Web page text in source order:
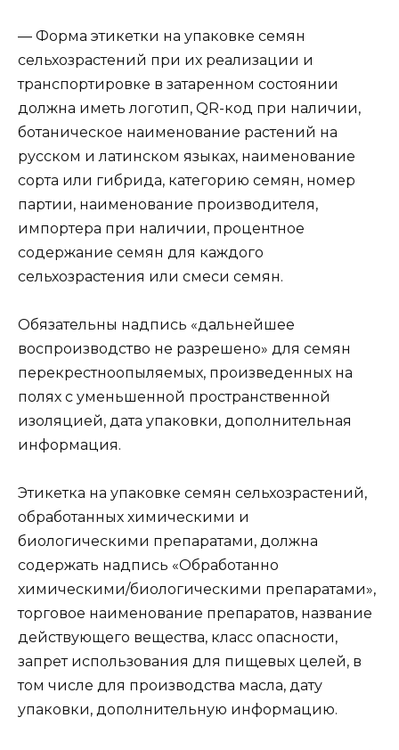
— Форма этикетки на упаковке семян
сельхозрастений при их реализации и
транспортировке в затаренном состоянии
должна иметь логотип, QR-код при наличии,
ботаническое наименование растений на
русском и латинском языках, наименование
сорта или гибрида, категорию семян, номер
партии, наименование производителя,
импортера при наличии, процентное
содержание семян для каждого
сельхозрастения или смеси семян.
Обязательны надпись «дальнейшее
воспроизводство не разрешено» для семян
перекрестноопыляемых, произведенных на
полях с уменьшенной пространственной
изоляцией, дата упаковки, дополнительная
информация.
Этикетка на упаковке семян сельхозрастений,
обработанных химическими и
биологическими препаратами, должна
содержать надпись «Обработанно
химическими/биологическими препаратами»,
торговое наименование препаратов, название
действующего вещества, класс опасности,
запрет использования для пищевых целей, в
том числе для производства масла, дату
упаковки, дополнительную информацию.